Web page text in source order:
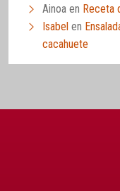
Ainoa en Receta
Isabel en
cacahuete